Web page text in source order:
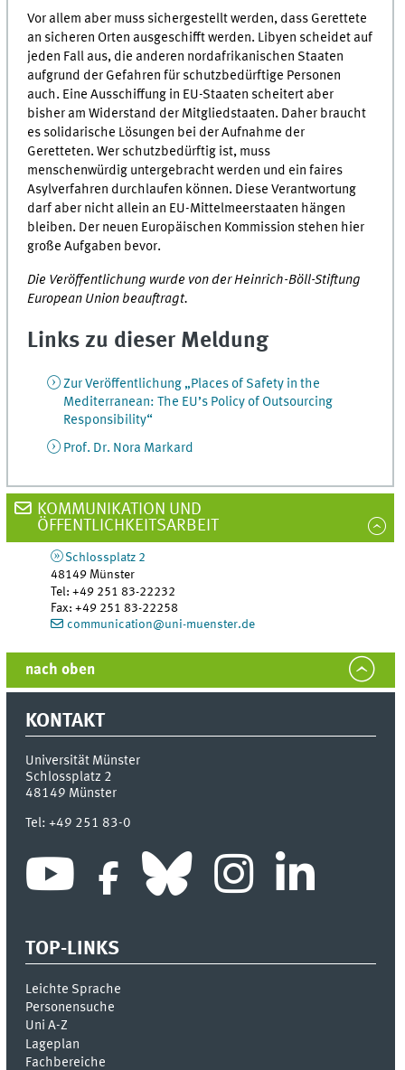
Vor allem aber muss sichergestellt werden, dass Gerettete
an sicheren Orten ausgeschifft werden. Libyen scheidet auf
jeden Fall aus, die anderen nordafrikanischen Staaten
aufgrund der Gefahren für schutzbedürftige Personen
auch. Eine Ausschiffung in EU-Staaten scheitert aber
bisher am Widerstand der Mitgliedstaaten. Daher braucht
es solidarische Lösungen bei der Aufnahme der
Geretteten. Wer schutzbedürftig ist, muss
menschenwürdig untergebracht werden und ein faires
Asylverfahren durchlaufen können. Diese Verantwortung
darf aber nicht allein an EU-Mittelmeerstaaten hängen
bleiben. Der neuen Europäischen Kommission stehen hier
große Aufgaben bevor.
Die Veröffentlichung wurde von der Heinrich-Böll-Stiftung
European Union beauftragt.
Links zu dieser Meldung
Zur Veröffentlichung „Places of Safety in the
Mediterranean: The EU’s Policy of Outsourcing
Responsibility“
Prof. Dr. Nora Markard
KOMMUNIKATION UND
ÖFFENTLICHKEITSARBEIT
Schlossplatz 2
48149 Münster
Tel:+49 251 83-22232
Fax:+49 251 83-22258
communication@uni-muenster.de
nach oben
KONTAKT
Universität Münster
Schlossplatz 2
48149 Münster
Tel:+49 251 83-0
TOP-LINKS
Leichte Sprache
Personensuche
Uni A-Z
Lageplan
Fachbereiche